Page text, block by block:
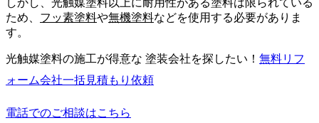
しかし、光触媒塗料以上に耐用性がある塗料は限られている
ため、 フッ素塗料や無機塗料などを使用する必要がありま
す。
光触媒塗料の施工が得意な 塗装会社を探したい！ 無料リフ
ォーム会社一括見積もり依頼
電話でのご相談はこちら